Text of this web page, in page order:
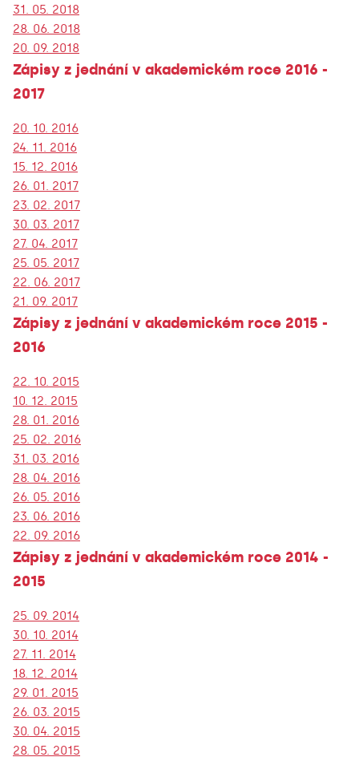
31. 05. 2018
28. 06. 2018
20. 09. 2018
Zápisy z jednání v akademickém roce 2016 -
2017
20. 10. 2016
24. 11. 2016
15. 12. 2016
26. 01. 2017
23. 02. 2017
30. 03. 2017
27. 04. 2017
25. 05. 2017
22. 06. 2017
21. 09. 2017
Zápisy z jednání v akademickém roce 2015 -
2016
22. 10. 2015
10. 12. 2015
28. 01. 2016
25. 02. 2016
31. 03. 2016
28. 04. 2016
26. 05. 2016
23. 06. 2016
22. 09. 2016
Zápisy z jednání v akademickém roce 2014 -
2015
25. 09. 2014
30. 10. 2014
27. 11. 2014
18. 12. 2014
29. 01. 2015
26. 03. 2015
30. 04. 2015
28. 05. 2015